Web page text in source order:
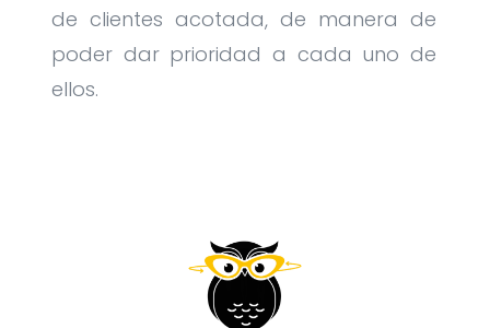
de clientes acotada, de manera de
poder dar prioridad a cada uno de
ellos.